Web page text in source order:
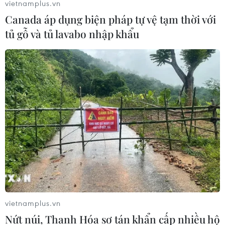
BSR phối trộn thành công dầu Diesel
sinh học B5 và B10
07/08/2026 05:02
Cà Mau quảng bá thương hiệu, kết
nối đầu tư, đưa ngành tôm phát triển
bền vững
07/08/2026 03:04
Giá vàng trong nước giảm nhẹ,
thương hiệu SJC lùi về ngưỡng 142,2
triệu đồng
07/08/2026 02:21
vietnamplus.vn
Canada áp dụng biện pháp tự vệ tạm thời với
tủ gỗ và tủ lavabo nhập khẩu
vietnamplus.vn
Nứt núi, Thanh Hóa sơ tán khẩn cấp nhiều hộ